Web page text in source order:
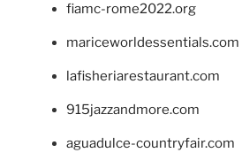
fiamc-rome2022.org
mariceworldessentials.com
lafisheriarestaurant.com
915jazzandmore.com
aguadulce-countryfair.com